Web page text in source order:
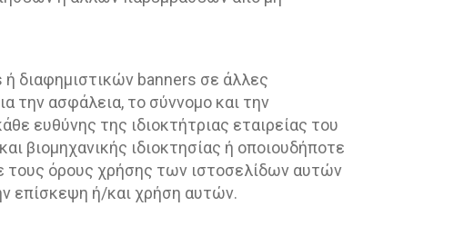
διαφημιστικών banners σε άλλες
την ασφάλεια, το σύννομο και την
ευθύνης της ιδιοκτήτριας εταιρείας του
βιομηχανικής ιδιοκτησίας ή οποιουδήποτε
τους όρους χρήσης των ιστοσελίδων αυτών
επίσκεψη ή/και χρήση αυτών.